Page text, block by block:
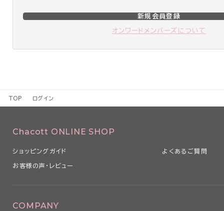
新規会員登録
オンワードメンバーズについて
TOP ログイン
Chacott ONLINE SHOP
ショッピングガイド よくあるご質問
お客様の声・レビュー
COMPANY